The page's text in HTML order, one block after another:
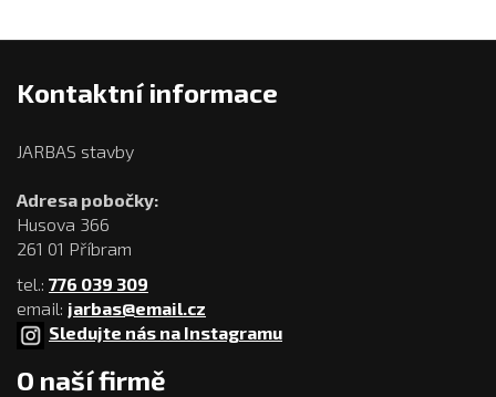
Kontaktní informace
JARBAS stavby
Adresa pobočky:
Husova 366
261 01 Příbram
tel.: 776 039 309
email: jarbas@email.cz
Sledujte nás na Instagramu
O naší firmě